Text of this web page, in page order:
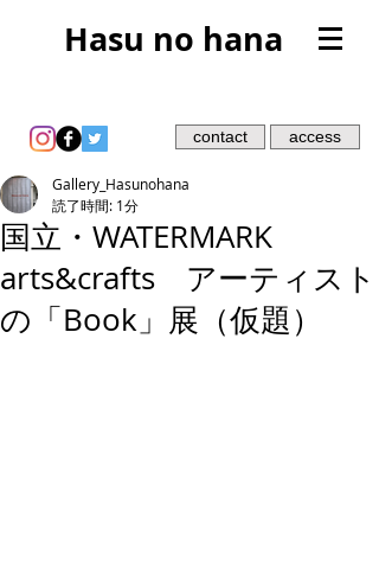
Hasu no hana
contact access
国立・WATERMARK
arts&crafts アーティスト
の「Book」展（仮題）
Gallery_Hasunohana
読了時間: 1分